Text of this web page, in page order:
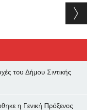
του Δήμου Σιντικής
η Γενική Πρόξενος